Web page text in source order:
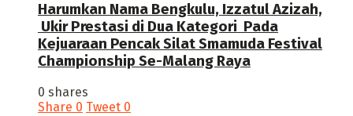
Harumkan Nama Bengkulu, Izzatul Azizah,
Ukir Prestasi di Dua Kategori Pada
Kejuaraan Pencak Silat Smamuda Festival
Championship Se-Malang Raya
0 shares
Share 0 Tweet 0